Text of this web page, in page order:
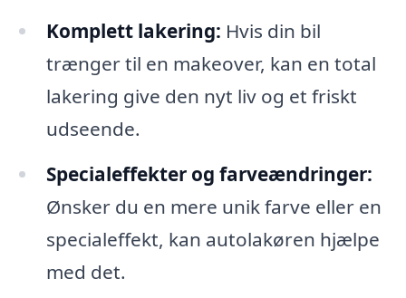
Komplett lakering: Hvis din bil
trænger til en makeover, kan en total
lakering give den nyt liv og et friskt
udseende.
Specialeffekter og farveændringer:
Ønsker du en mere unik farve eller en
specialeffekt, kan autolakøren hjælpe
med det.